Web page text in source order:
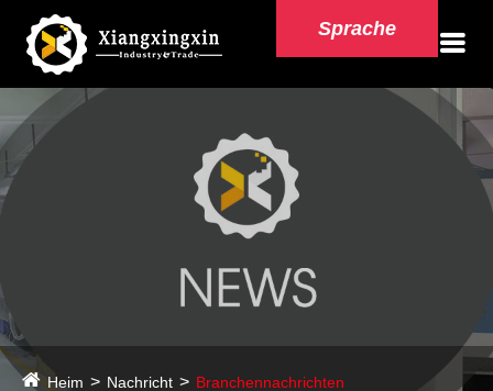
Sprache
Heim Nachricht Branchennachrichten